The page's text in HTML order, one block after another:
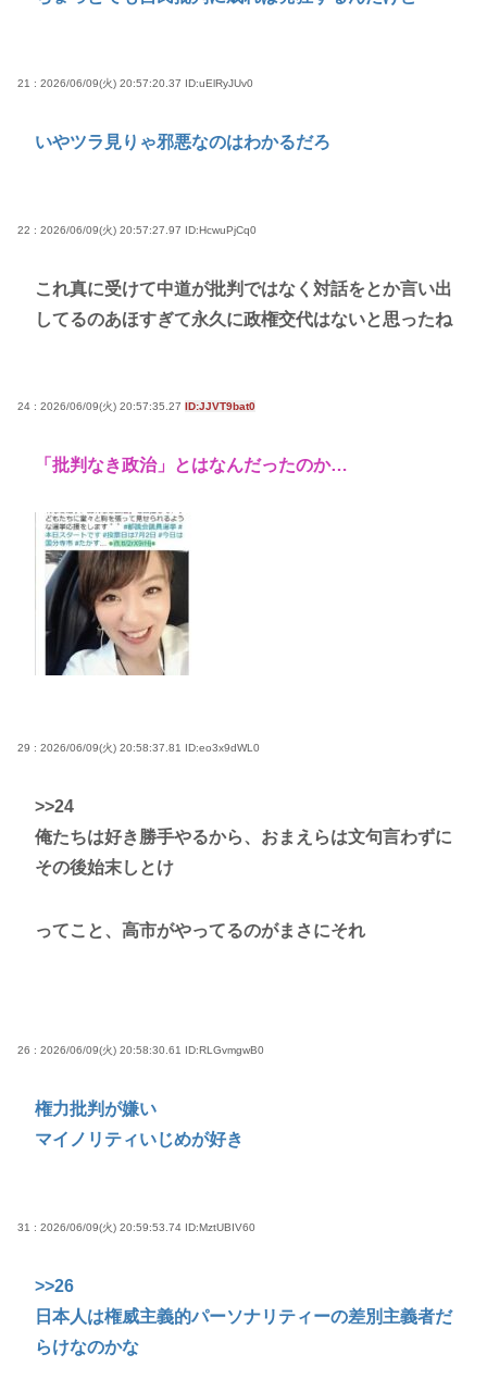
21 : 2026/06/09(火) 20:57:20.37 ID:uElRyJUv0
いやツラ見りゃ邪悪なのはわかるだろ
22 : 2026/06/09(火) 20:57:27.97 ID:HcwuPjCq0
これ真に受けて中道が批判ではなく対話をとか言い出
してるのあほすぎて永久に政権交代はないと思ったね
24 : 2026/06/09(火) 20:57:35.27 ID:JJVT9bat0
「批判なき政治」とはなんだったのか…
29 : 2026/06/09(火) 20:58:37.81 ID:eo3x9dWL0
>>24
俺たちは好き勝手やるから、おまえらは文句言わずに
その後始末しとけ
ってこと、高市がやってるのがまさにそれ
26 : 2026/06/09(火) 20:58:30.61 ID:RLGvmgwB0
権力批判が嫌い
マイノリティいじめが好き
31 : 2026/06/09(火) 20:59:53.74 ID:MztUBIV60
>>26
日本人は権威主義的パーソナリティーの差別主義者だ
らけなのかな